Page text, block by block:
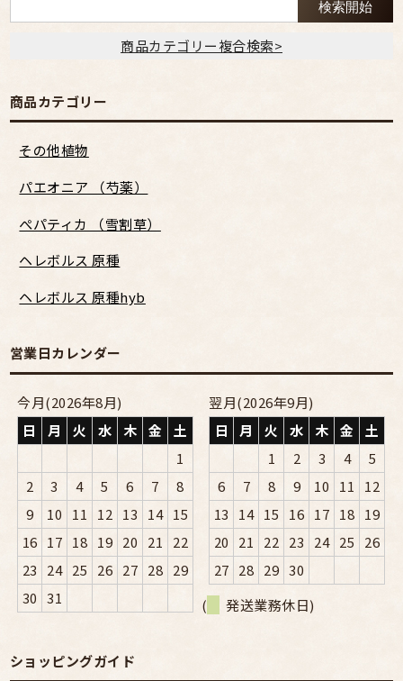
商品カテゴリー複合検索>
商品カテゴリー
その他植物
パエオニア （芍薬）
ぺパティカ （雪割草）
ヘレボルス 原種
ヘレボルス 原種hyb
営業日カレンダー
今月(2026年8月)
日
月 火 水 木 金
土
1
2
3 4 5 6 7
8
9
10 11 12 13 14 15
16 17 18 19 20 21
22
23
24 25 26 27 28 29
30 31
翌月(2026年9月)
日
月 火 水 木 金
土
1
2 3 4
5
6
7 8 9 10 11
12
13
14 15 16 17 18 19
20
21 22 23 24 25
26
27 28 29 30
(
発送業務休日)
ショッピングガイド